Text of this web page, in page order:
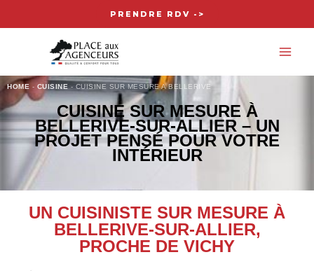
PRENDRE RDV ->
HOME - CUISINE-CUISINE SUR MESURE A BELLERIVE
CUISINE SUR MESURE À
BELLERIVE-SUR-ALLIER – UN
PROJET PENSÉ POUR VOTRE
INTÉRIEUR
UN CUISINISTE SUR MESURE À
BELLERIVE-SUR-ALLIER,
PROCHE DE VICHY